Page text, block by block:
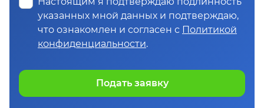
указанных мной данных и подтверждаю,
что ознакомлен и согласен с Политикой
конфиденциальности.
Подать заявку